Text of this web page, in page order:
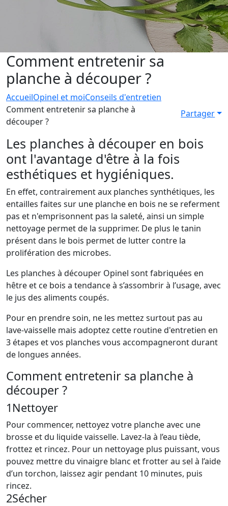
Comment entretenir sa
planche à découper ?
AccueilOpinel et moiConseils d'entretien
Comment entretenir sa planche à
découper ?
Partager
Les planches à découper en bois
ont l'avantage d'être à la fois
esthétiques et hygiéniques.
En effet, contrairement aux planches synthétiques, les
entailles faites sur une planche en bois ne se referment
pas et n'emprisonnent pas la saleté, ainsi un simple
nettoyage permet de la supprimer. De plus le tanin
présent dans le bois permet de lutter contre la
prolifération des microbes.
Les planches à découper Opinel sont fabriquées en
hêtre et ce bois a tendance à s’assombrir à l’usage, avec
le jus des aliments coupés.
Pour en prendre soin, ne les mettez surtout pas au
lave-vaisselle mais adoptez cette routine d'entretien en
3 étapes et vos planches vous accompagneront durant
de longues années.
Comment entretenir sa planche à
découper ?
1 Nettoyer
Pour commencer, nettoyez votre planche avec une
brosse et du liquide vaisselle. Lavez-la à l’eau tiède,
frottez et rincez. Pour un nettoyage plus puissant, vous
pouvez mettre du vinaigre blanc et frotter au sel à l’aide
d’un torchon, laissez agir pendant 10 minutes, puis
rincez.
2Sécher